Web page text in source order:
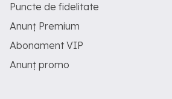
Puncte de fidelitate
Anunț Premium
Abonament VIP
Anunț promo